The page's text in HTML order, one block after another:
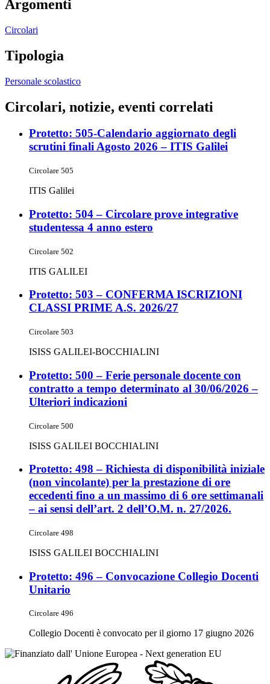
Argomenti
Circolari
Tipologia
Personale scolastico
Circolari, notizie, eventi correlati
Protetto: 505-Calendario aggiornato degli
scrutini finali Agosto 2026 – ITIS Galilei
Circolare 505
ITIS Galilei
Protetto: 504 – Circolare prove integrative
studentessa 4 anno estero
Circolare 502
ITIS GALILEI
Protetto: 503 – CONFERMA ISCRIZIONI
CLASSI PRIME A.S. 2026/27
Circolare 503
ISISS GALILEI-BOCCHIALINI
Protetto: 500 – Ferie personale docente con
contratto a tempo determinato al 30/06/2026 –
Ulteriori indicazioni
Circolare 500
ISISS GALILEI BOCCHIALINI
Protetto: 498 – Richiesta di disponibilità iniziale
(non vincolante) per la prestazione di ore
eccedenti fino a un massimo di 6 ore settimanali
– ai sensi dell’art. 2 dell’O.M. n. 27/2026.
Circolare 498
ISISS GALILEI BOCCHIALINI
Protetto: 496 – Convocazione Collegio Docenti
Unitario
Circolare 496
Collegio Docenti è convocato per il giorno 17 giugno 2026